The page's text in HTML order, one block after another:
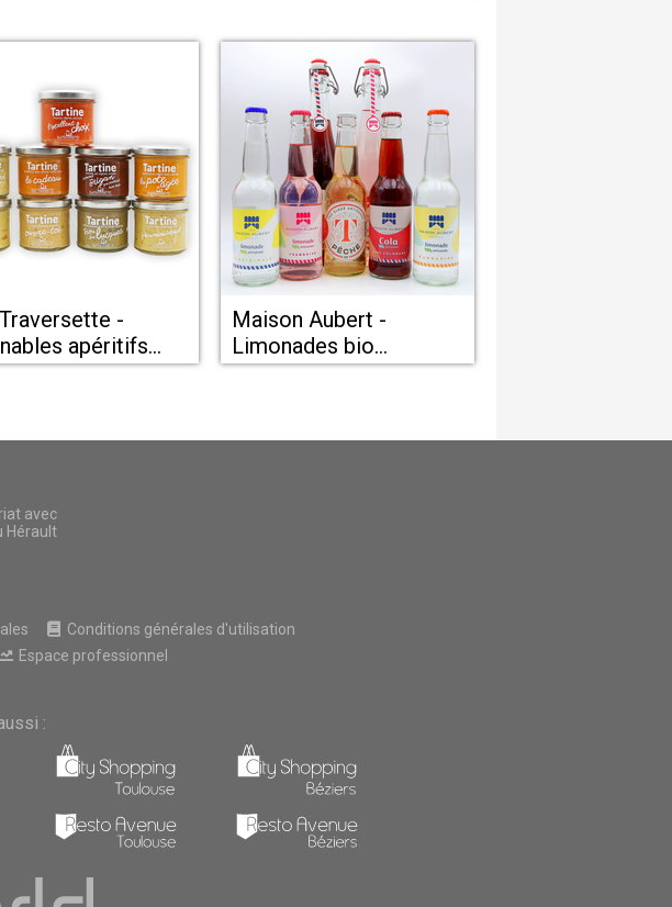
-
apéritifs
Maison Aubert -
Limonades bio
artisanales chez Avec
avec
Hérault
Conditions générales d'utilisation
Espace professionnel
: